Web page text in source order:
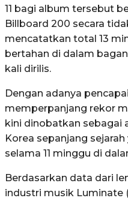
11 bagi album tersebut
Billboard 200 secara
mencatatkan total 13
bertahan di dalam
kali dirilis.
Dengan adanya
memperpanjang rekor
kini dinobatkan sebagai
Korea sepanjang
selama 11 minggu di
Berdasarkan data dari
industri musik Luminate